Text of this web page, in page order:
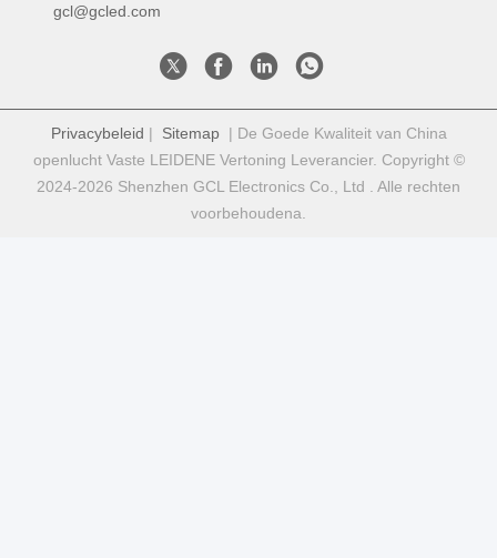
gcl@gcled.com
Privacybeleid | Sitemap| De Goede Kwaliteit van China
openlucht Vaste LEIDENE Vertoning Leverancier. Copyright ©
2024-2026 Shenzhen GCL Electronics Co., Ltd . Alle rechten
voorbehoudena.